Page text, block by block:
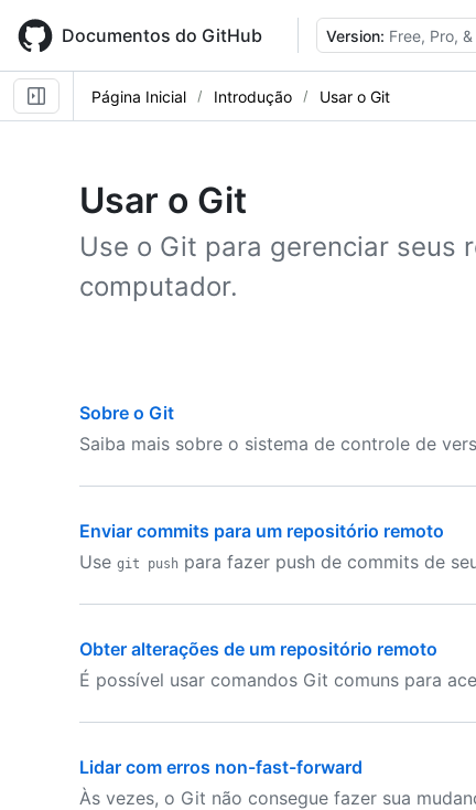
main
content
Documentos do GitHub Version: Free, Pro,
Página Inicial Introdução Usar o Git
Usar o Git
Use o Git para gerenciar seus
computador.
Sobre o Git
Saiba mais sobre o sistema de controle de
Enviar commits para um repositório remoto
Use git push para fazer push de commits de
Obter alterações de um repositório remoto
É possível usar comandos Git comuns para
Lidar com erros non-fast-forward
Às vezes, o Git não consegue fazer sua